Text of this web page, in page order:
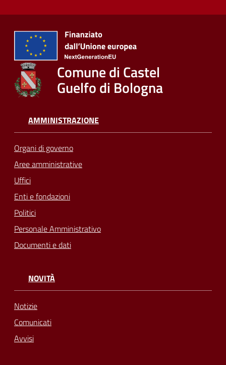
Comune di Castel
Guelfo di Bologna
AMMINISTRAZIONE
Organi di governo
Aree amministrative
Uffici
Enti e fondazioni
Politici
Personale Amministrativo
Documenti e dati
NOVITÀ
Notizie
Comunicati
Avvisi